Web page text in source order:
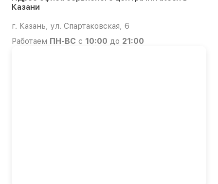
Казани
г. Казань, ул. Спартаковская, 6
Работаем ПН-ВС с 10:00 до 21:00